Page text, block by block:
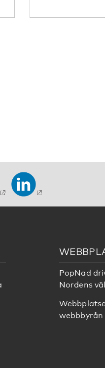
PopNad
Nordens
webbbyrån